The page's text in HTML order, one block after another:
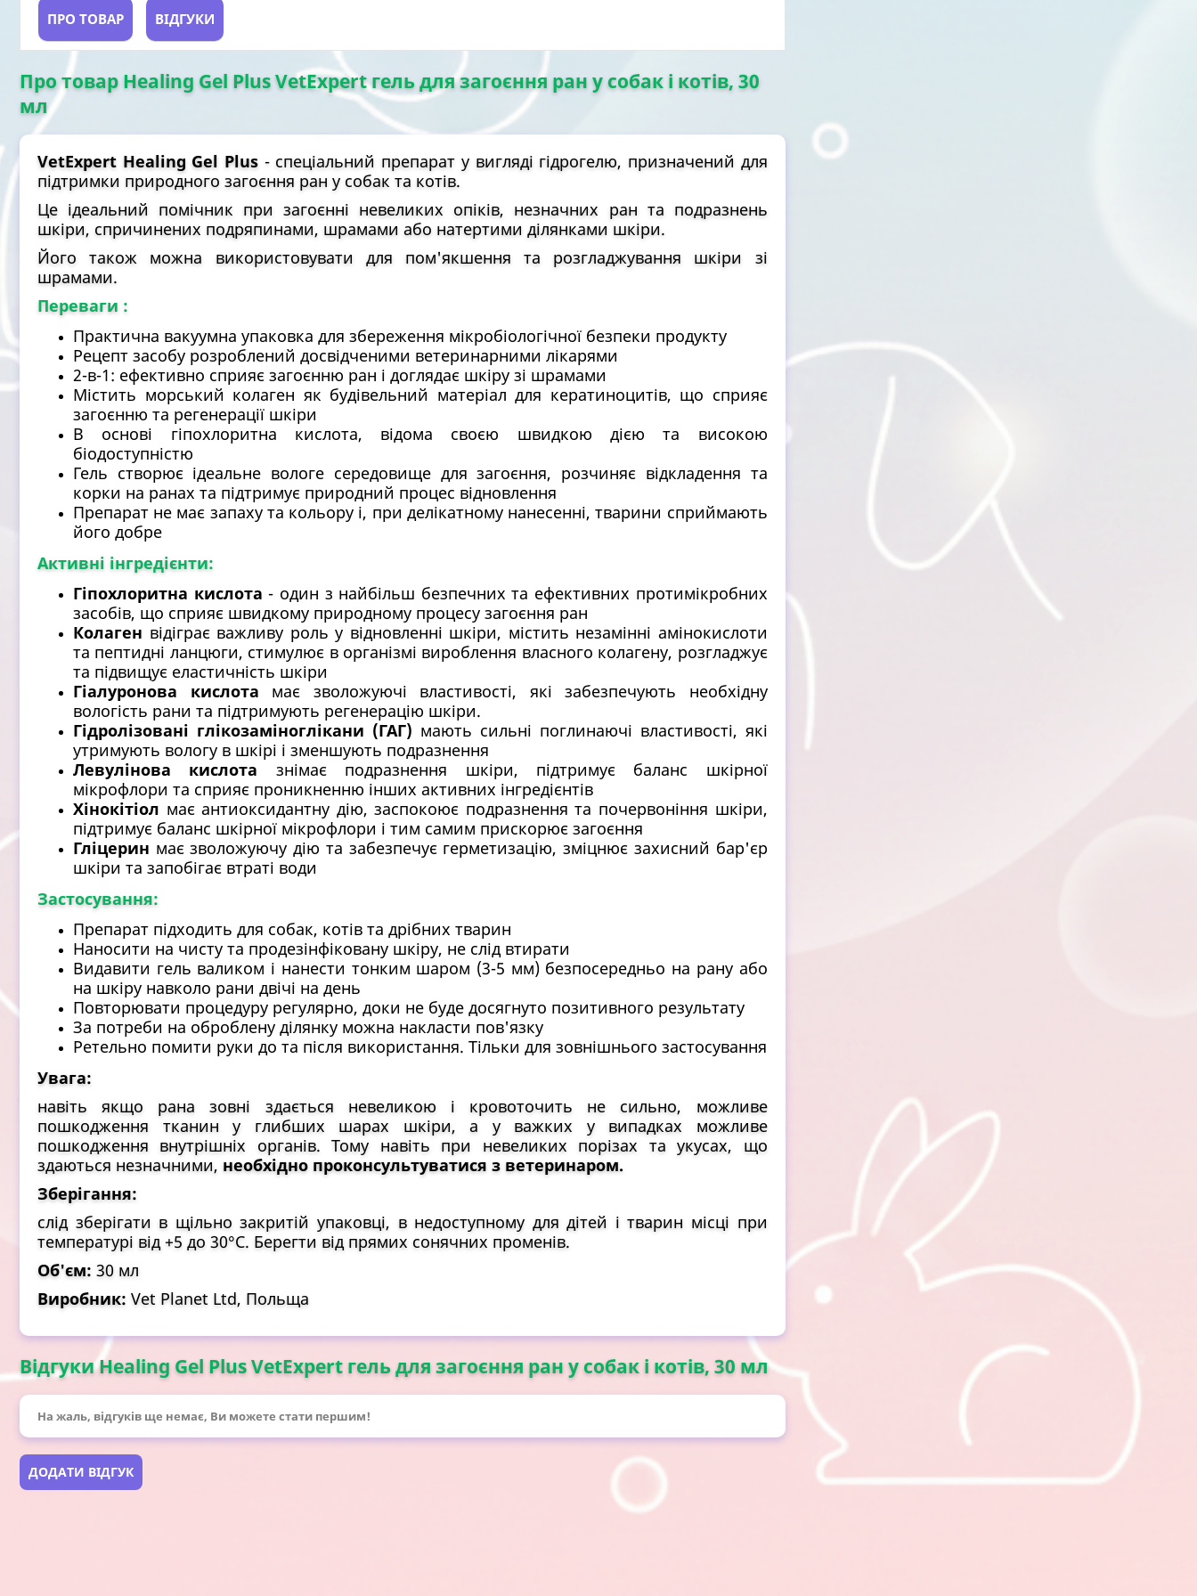
ПРО ТОВАР ВІДГУКИ
Про товар Healing Gel Plus VetExpert гель для загоєння ран у собак і котів, 30
мл
VetExpert Healing Gel Plus - спеціальний препарат у вигляді гідрогелю, призначений для
підтримки природного загоєння ран у собак та котів.
Це ідеальний помічник при загоєнні невеликих опіків, незначних ран та подразнень
шкіри, спричинених подряпинами, шрамами або натертими ділянками шкіри.
Його також можна використовувати для пом'якшення та розгладжування шкіри зі
шрамами.
Переваги :
Практична вакуумна упаковка для збереження мікробіологічної безпеки продукту
Рецепт засобу розроблений досвідченими ветеринарними лікарями
2-в-1: ефективно сприяє загоєнню ран і доглядає шкіру зі шрамами
Містить морський колаген як будівельний матеріал для кератиноцитів, що сприяє
загоєнню та регенерації шкіри
В основі гіпохлоритна кислота, відома своєю швидкою дією та високою
біодоступністю
Гель створює ідеальне вологе середовище для загоєння, розчиняє відкладення та
корки на ранах та підтримує природний процес відновлення
Препарат не має запаху та кольору і, при делікатному нанесенні, тварини сприймають
його добре
Активні інгредієнти:
Гіпохлоритна кислота - один з найбільш безпечних та ефективних протимікробних
засобів, що сприяє швидкому природному процесу загоєння ран
Колаген відіграє важливу роль у відновленні шкіри, містить незамінні амінокислоти
та пептидні ланцюги, стимулює в організмі вироблення власного колагену, розгладжує
та підвищує еластичність шкіри
Гіалуронова кислота має зволожуючі властивості, які забезпечують необхідну
вологість рани та підтримують регенерацію шкіри.
Гідролізовані глікозаміноглікани (ГАГ) мають сильні поглинаючі властивості, які
утримують вологу в шкірі і зменшують подразнення
Левулінова кислота знімає подразнення шкіри, підтримує баланс шкірної
мікрофлори та сприяє проникненню інших активних інгредієнтів
Хінокітіол має антиоксидантну дію, заспокоює подразнення та почервоніння шкіри,
підтримує баланс шкірної мікрофлори і тим самим прискорює загоєння
Гліцерин має зволожуючу дію та забезпечує герметизацію, зміцнює захисний бар'єр
шкіри та запобігає втраті води
Застосування:
Препарат підходить для собак, котів та дрібних тварин
Наносити на чисту та продезінфіковану шкіру, не слід втирати
Видавити гель валиком і нанести тонким шаром (3-5 мм) безпосередньо на рану або
на шкіру навколо рани двічі на день
Повторювати процедуру регулярно, доки не буде досягнуто позитивного результату
За потреби на оброблену ділянку можна накласти пов'язку
Ретельно помити руки до та після використання. Тільки для зовнішнього застосування
Увага:
навіть якщо рана зовні здається невеликою і кровоточить не сильно, можливе
пошкодження тканин у глибших шарах шкіри, а у важких у випадках можливе
пошкодження внутрішніх органів. Тому навіть при невеликих порізах та укусах, що
здаються незначними, необхідно проконсультуватися з ветеринаром.
Зберігання:
слід зберігати в щільно закритій упаковці, в недоступному для дітей і тварин місці при
температурі від +5 до 30°C. Берегти від прямих сонячних променів.
Об'єм: 30 мл
Виробник: Vet Planet Ltd, Польща
Відгуки Healing Gel Plus VetExpert гель для загоєння ран у собак і котів, 30 мл
На жаль, відгуків ще немає, Ви можете стати першим!
ДОДАТИ ВІДГУК